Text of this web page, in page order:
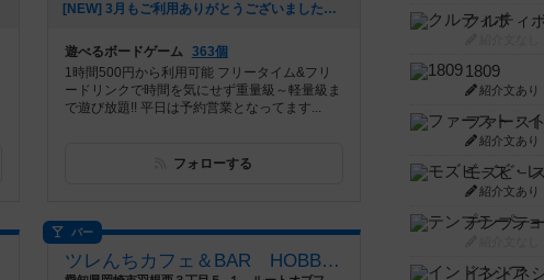
[NEW] 3月もご利用ありがとうございました（2026年03月30日 15時38分）
遊べるボードゲーム 363個
1時間500円から利用可能 フリータイム&フリ
ードリンクで時間を気にせず重量級～軽量級ま
で遊び放題!! 平日は予約営業となってます...
フォローする
バー
ツレんちカフェ＆BAR HOBBY SALOON
クルティ
1809
紹介文あり
紹介文あり
モズビ－
紹介文あり
テンプテ
インドネ